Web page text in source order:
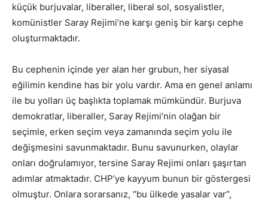
küçük burjuvalar, liberaller, liberal sol, sosyalistler,
komünistler Saray Rejimi’ne karşı geniş bir karşı cephe
oluşturmaktadır.
Bu cephenin içinde yer alan her grubun, her siyasal
eğilimin kendine has bir yolu vardır. Ama en genel anlamı
ile bu yolları üç başlıkta toplamak mümkündür. Burjuva
demokratlar, liberaller, Saray Rejimi’nin olağan bir
seçimle, erken seçim veya zamanında seçim yolu ile
değişmesini savunmaktadır. Bunu savunurken, olaylar
onları doğrulamıyor, tersine Saray Rejimi onları şaşırtan
adımlar atmaktadır. CHP’ye kayyum bunun bir göstergesi
olmuştur. Onlara sorarsanız, “bu ülkede yasalar var”,